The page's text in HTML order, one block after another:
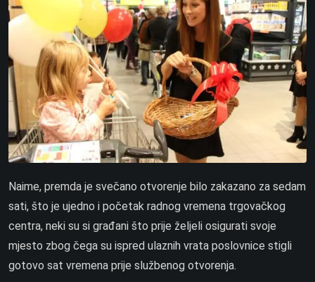
Naime, premda je svečano otvorenje bilo zakazano za sedam
sati, što je ujedno i početak radnog vremena trgovačkog
centra, neki su si građani što prije željeli osigurati svoje
mjesto zbog čega su ispred ulaznih vrata poslovnice stigli
gotovo sat vremena prije službenog otvorenja.